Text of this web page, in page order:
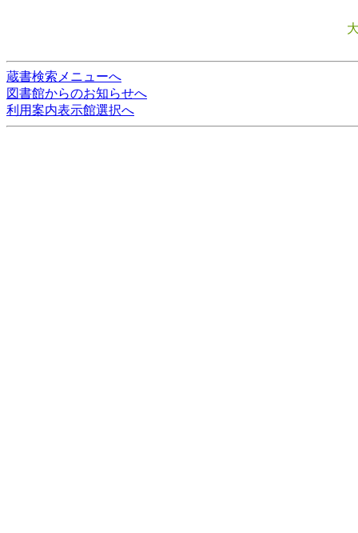
蔵書検索メニューへ
図書館からのお知らせへ
利用案内表示館選択へ